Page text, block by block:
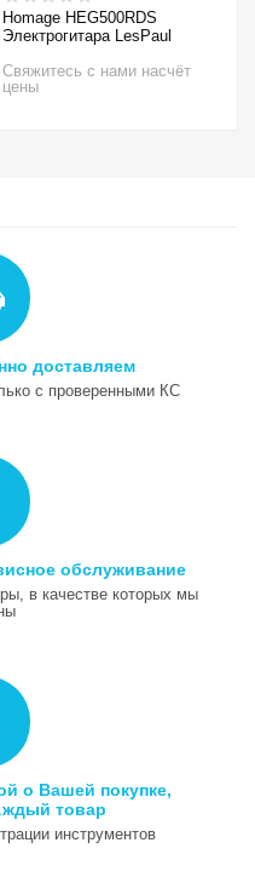
Homage HEG500RDS
Электрогитара LesPaul
Свяжитесь с нами насчёт
цены
доставляем
с проверенными КС
обслуживание
в качестве которых мы
о Вашей покупке,
товар
инструментов